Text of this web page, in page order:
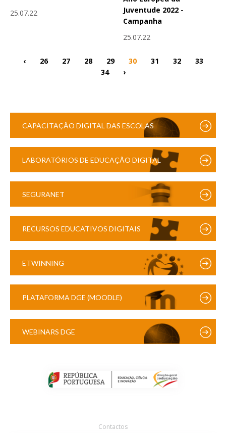
25.07.22
Juventude 2022 -
Campanha
25.07.22
‹ 26 27 28 29 30 31 32
33
34
›
CAPACITAÇÃO DIGITAL DAS ESCOLAS
LABORATÓRIOS DE EDUCAÇÃO DIGITAL
SEGURANET
RECURSOS EDUCATIVOS DIGITAIS
ETWINNING
PLATAFORMA DGE (MOODLE)
WEBINARS DGE
Contactos